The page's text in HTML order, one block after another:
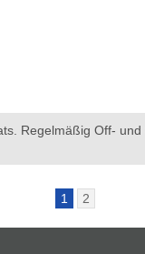
Regelmäßig Off- und
1 2